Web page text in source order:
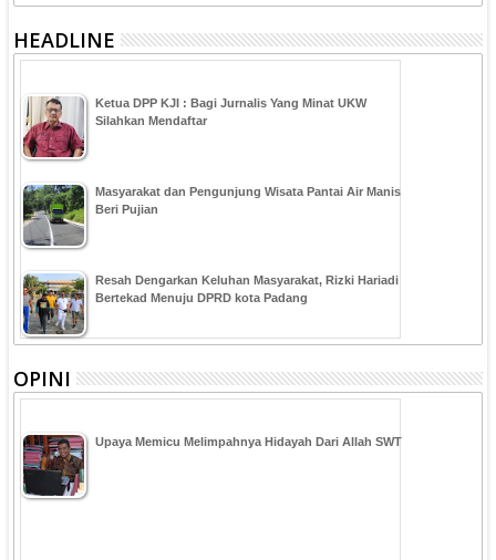
HEADLINE
Ketua DPP KJI : Bagi Jurnalis Yang Minat UKW
Silahkan Mendaftar
Masyarakat dan Pengunjung Wisata Pantai Air Manis
Beri Pujian
Resah Dengarkan Keluhan Masyarakat, Rizki Hariadi
Bertekad Menuju DPRD kota Padang
OPINI
Upaya Memicu Melimpahnya Hidayah Dari Allah SWT